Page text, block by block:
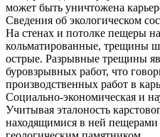
может быть уничтожена
Сведения об экологическом
На стенах и потолке пещеры
кольматированные, трещины
острые. Разрывные трещины
буровзрывных работ, что
производственных работ в
Социально-экономическая и
Учитывая эталоность
находящимися в ней пещерами